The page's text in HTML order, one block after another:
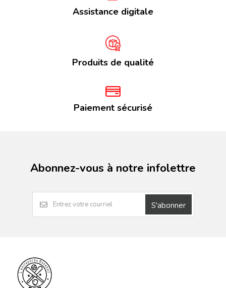
Assistance digitale
Produits de qualité
Paiement sécurisé
Abonnez-vous à notre infolettre
S'abonner